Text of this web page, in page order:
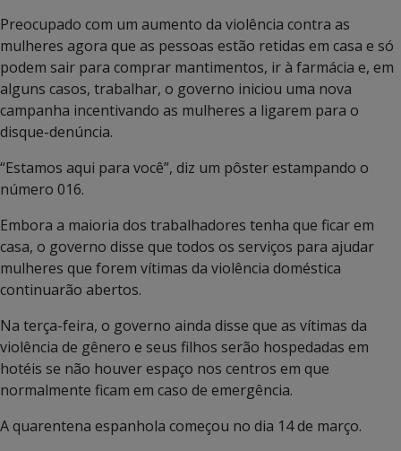
Preocupado com um aumento da violência contra as
mulheres agora que as pessoas estão retidas em casa e só
podem sair para comprar mantimentos, ir à farmácia e, em
alguns casos, trabalhar, o governo iniciou uma nova
campanha incentivando as mulheres a ligarem para o
disque-denúncia.
“Estamos aqui para você”, diz um pôster estampando o
número 016.
Embora a maioria dos trabalhadores tenha que ficar em
casa, o governo disse que todos os serviços para ajudar
mulheres que forem vítimas da violência doméstica
continuarão abertos.
Na terça-feira, o governo ainda disse que as vítimas da
violência de gênero e seus filhos serão hospedadas em
hotéis se não houver espaço nos centros em que
normalmente ficam em caso de emergência.
A quarentena espanhola começou no dia 14 de março.